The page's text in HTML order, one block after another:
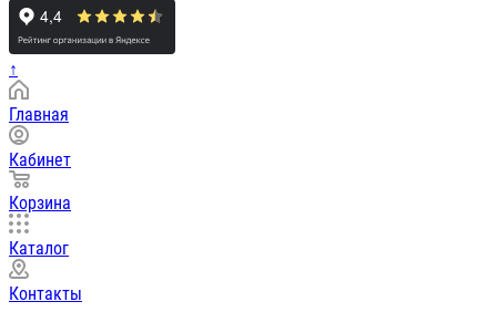
↑
Главная
Кабинет
Корзина
Каталог
Контакты